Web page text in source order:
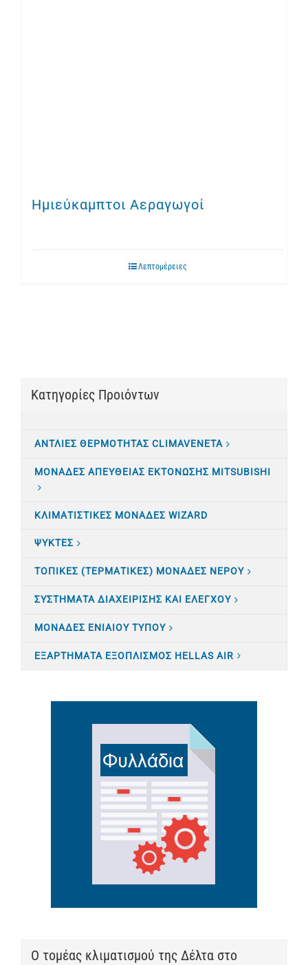
Ημιεύκαμπτοι Αεραγωγοί
Λεπτομέρειες
Κατηγορίες Προιόντων
ΑΝΤΛΙΕΣ ΘΕΡΜΟΤΗΤΑΣ CLIMAVENETA
ΜΟΝΑΔΕΣ ΑΠΕΥΘΕΙΑΣ ΕΚΤΟΝΩΣΗΣ MITSUBISHI
ΚΛΙΜΑΤΙΣTΙΚΕΣ ΜΟΝΑΔΕΣ WIZARD
ΨΥΚΤΕΣ
ΤΟΠΙΚΕΣ (ΤΕΡΜΑΤΙΚΕΣ) ΜΟΝΑΔΕΣ ΝΕΡΟΥ
ΣΥΣΤΗΜΑΤΑ ΔΙΑΧΕΙΡΙΣΗΣ ΚΑΙ ΕΛΕΓΧΟΥ
ΜΟΝΑΔΕΣ ΕΝΙΑΙΟΥ ΤΥΠΟΥ
ΕΞΑΡΤΗΜΑΤΑ ΕΞΟΠΛΙΣΜΟΣ HELLAS AIR
Ο τομέας κλιματισμού της Δέλτα στο